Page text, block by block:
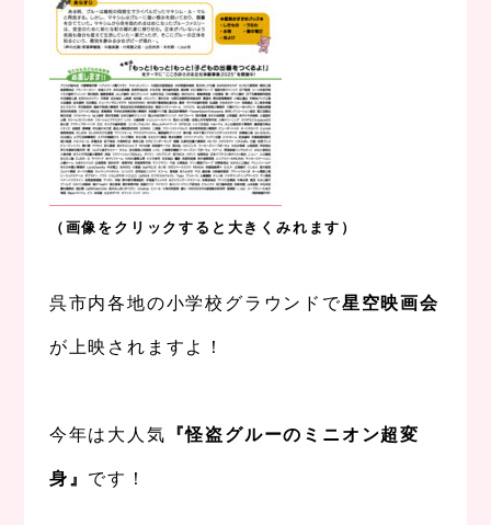
（画像をクリックすると大きくみれます）
呉市内各地の小学校グラウンドで星空映画会
が上映されますよ！
今年は大人気 『怪盗グルーのミニオン超変
身』 です！